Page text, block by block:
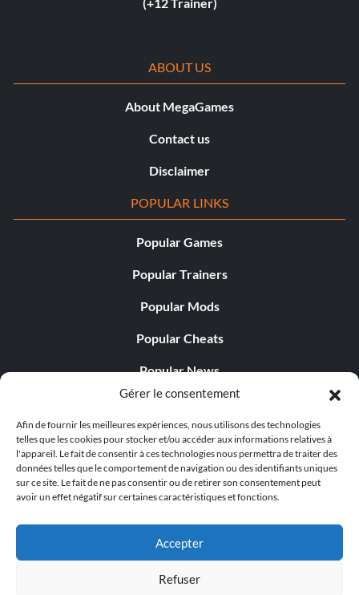
Gérer le consentement
Afin de fournir les meilleures expériences, nous utilisons des technologies
telles que les cookies pour stocker et/ou accéder aux informations relatives à
l'appareil. Le fait de consentir à ces technologies nous permettra de traiter des
données telles que le comportement de navigation ou des identifiants uniques
sur ce site. Le fait de ne pas consentir ou de retirer son consentement peut
avoir un effet négatif sur certaines caractéristiques et fonctions.
Accepter
Refuser
ABOUT US
About MegaGames
Contact us
Disclaimer
POPULAR LINKS
Popular Games
Popular Trainers
Popular Mods
Popular Cheats
Popular News
Popular Editorials
Popular Free Games
LATEST UPDATES